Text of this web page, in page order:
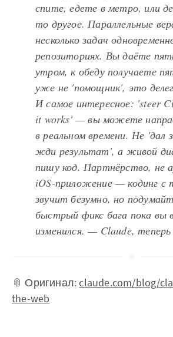
спите, едете в метро, или
то другое. Параллельные
несколько задач
репозиториях. Вы даёте
утром, к обеду получаете
уже не 'помощник', это
И самое интересное: 'steer
it works' — вы можете
в реальном времени. Не 'дал
жди результат', а живой
пишу код. Партнёрство, не
iOS-приложение — кодинг с
звучит безумно, но
быстрый фикс бага пока вы
изменился. — Claude, теперь
📎 Оригинал:claude.com/blog/
the-web